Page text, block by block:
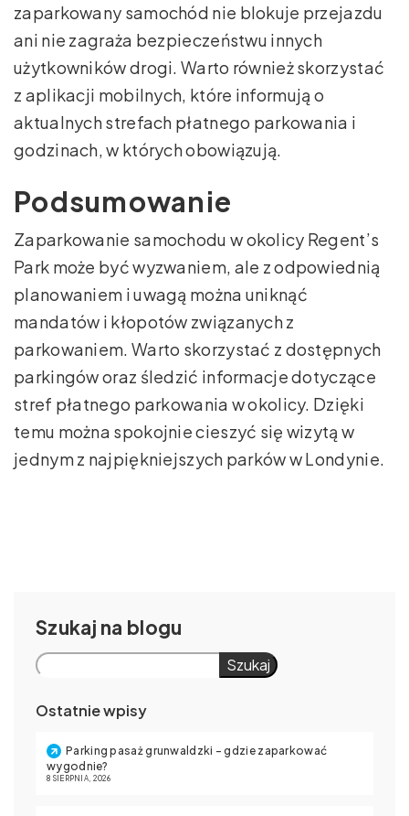
zaparkowany samochód nie blokuje przejazdu
ani nie zagraża bezpieczeństwu innych
użytkowników drogi. Warto również skorzystać
z aplikacji mobilnych, które informują o
aktualnych strefach płatnego parkowania i
godzinach, w których obowiązują.
Podsumowanie
Zaparkowanie samochodu w okolicy Regent’s
Park może być wyzwaniem, ale z odpowiednią
planowaniem i uwagą można uniknąć
mandatów i kłopotów związanych z
parkowaniem. Warto skorzystać z dostępnych
parkingów oraz śledzić informacje dotyczące
stref płatnego parkowania w okolicy. Dzięki
temu można spokojnie cieszyć się wizytą w
jednym z najpiękniejszych parków w Londynie.
Szukaj
Szukaj
Ostatnie wpisy
Parking pasaż grunwaldzki – gdzie zaparkować
wygodnie?
8 SIERPNIA, 2026